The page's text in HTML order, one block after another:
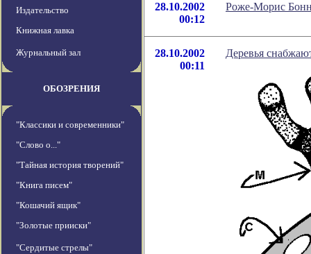
Издательство
Книжная лавка
Журнальный зал
ОБОЗРЕНИЯ
"Классики и современники"
"Слово о..."
"Тайная история творений"
"Книга писем"
"Кошачий ящик"
"Золотые прииски"
"Сердитые стрелы"
28.10.2002
00:12
Роже-Морис
28.10.2002
00:11
Деревья